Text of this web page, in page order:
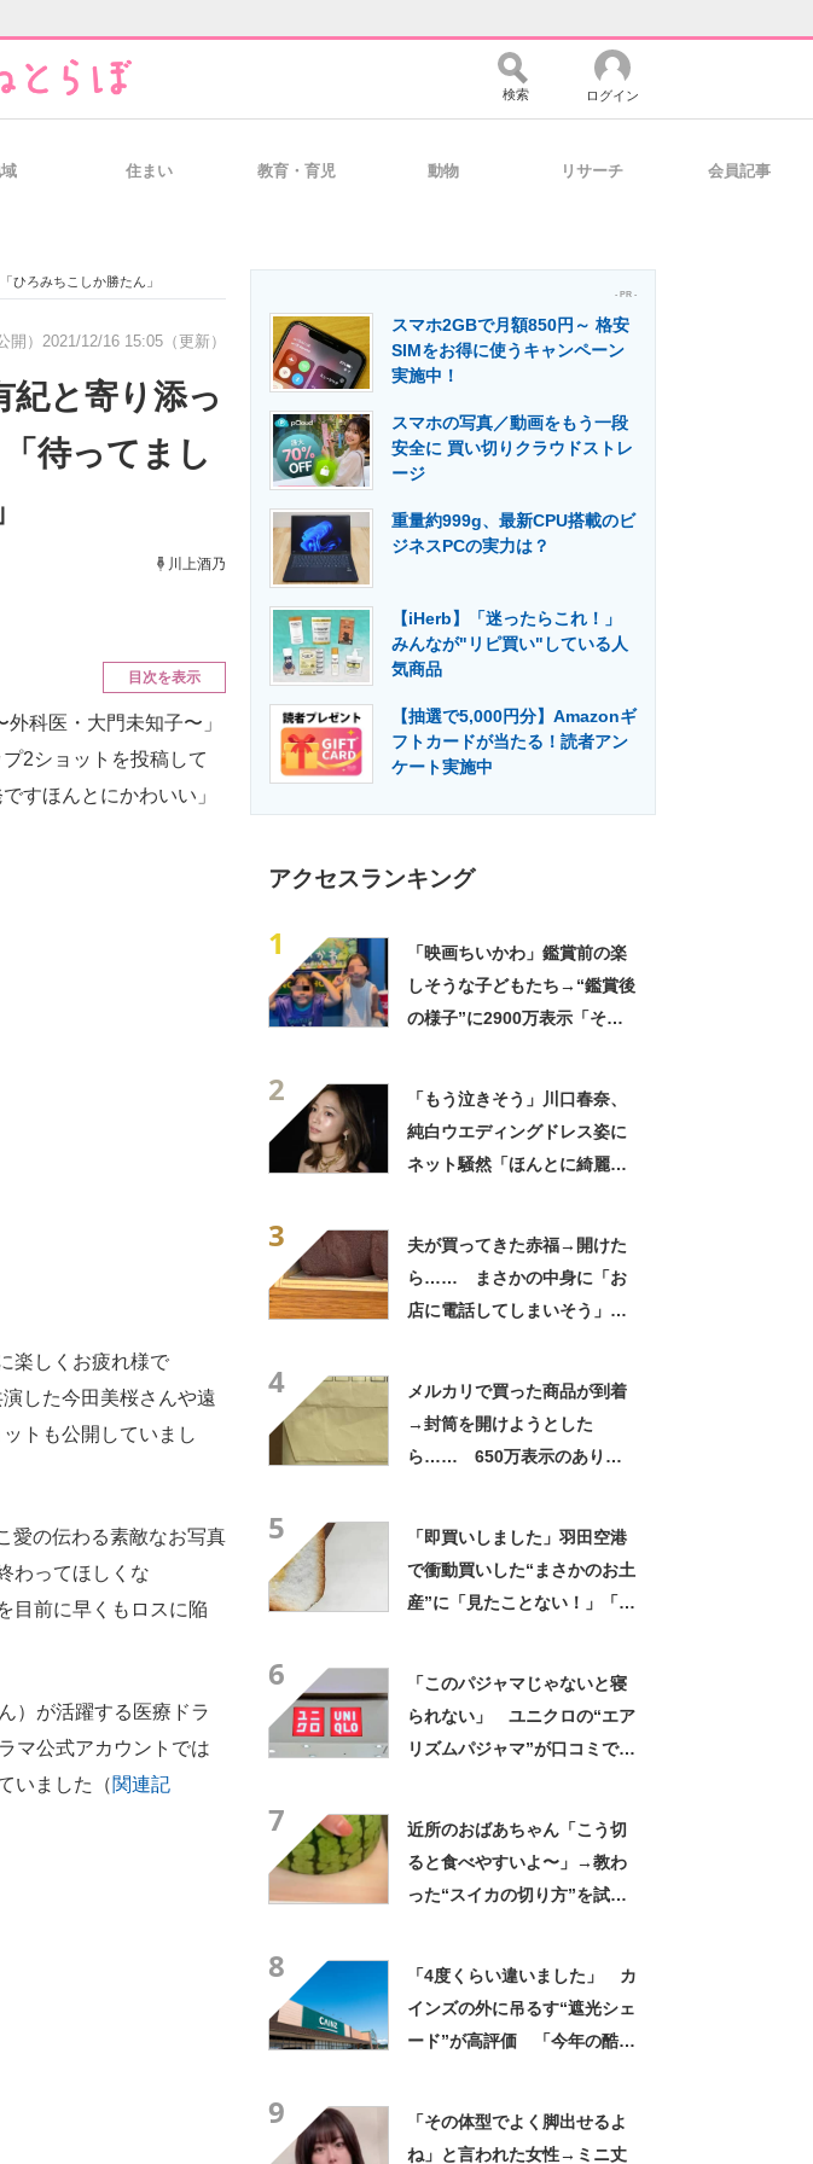
経営リーダーのコミュニティ マーケ×ITの今がよく分かる
比較・事例 製造業のIT導入・活用を支援
エネルギーの専門メディア 建設×テクノロジーの最前線
検索 ログイン
住まい 教育・育児 動物 リサーチ 会員記事
ひろみちこしか勝たん」
開） 2021/12/16 15:05（更新）
紀と寄り添っ
待ってまし
川上酒乃
目次を表示
科医・大門未知子〜」
2ショットを投稿して
すほんとにかわいい」
楽しくお疲れ様で
した今田美桜さんや遠
トも公開していまし
愛の伝わる素敵なお写真
わってほしくな
目前に早くもロスに陥
）が活躍する医療ドラ
マ公式アカウントでは
いました（関連記
- PR -
スマホ2GBで月額850円～ 格安
SIMをお得に使うキャンペーン
実施中！
スマホの写真／動画をもう一段
安全に 買い切りクラウドストレ
ージ
重量約999g、最新CPU搭載のビ
ジネスPCの実力は？
【iHerb】「迷ったらこれ！」
みんなが"リピ買い"している人
気商品
【抽選で5,000円分】Amazonギ
フトカードが当たる！読者アン
ケート実施中
アクセスランキング
1
「映画ちいかわ」鑑賞前の楽
しそうな子どもたち→“鑑賞後
の様子”に2900万表示「そう
2
「もう泣きそう」川口春奈、
純白ウエディングドレス姿に
ネット騒然「ほんとに綺麗」
3
夫が買ってきた赤福→開けた
ら…… まさかの中身に「お
店に電話してしまいそう」
4
メルカリで買った商品が到着
→封筒を開けようとした
ら…… 650万表示のありえ
5
「即買いしました」羽田空港
で衝動買いした“まさかのお土
産”に「見たことない！」「み
6
「このパジャマじゃないと寝
られない」 ユニクロの“エア
リズムパジャマ”が口コミで好
7
近所のおばあちゃん「こう切
ると食べやすいよ〜」→教わ
った“スイカの切り方”を試し
8
「4度くらい違いました」 カ
インズの外に吊るす“遮光シェ
ード”が高評価 「今年の酷暑
9
「その体型でよく脚出せるよ
ね」と言われた女性→ミニ丈